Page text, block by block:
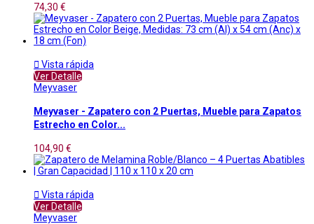
74,30 €
 Vista rápida
Ver Detalle
Meyvaser
Meyvaser - Zapatero con 2 Puertas, Mueble para Zapatos
Estrecho en Color...
104,90 €
 Vista rápida
Ver Detalle
Meyvaser